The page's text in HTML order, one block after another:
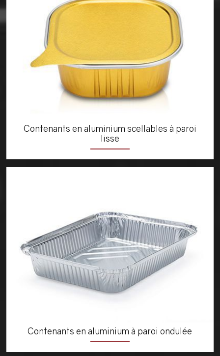
Contenants en aluminium scellables à paroi
lisse
Contenants en aluminium à paroi ondulée